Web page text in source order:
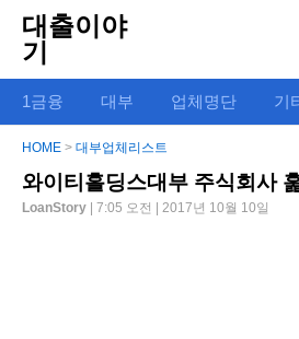
대출이야
기
1금융 대부 업체명단 기
HOME > 대부업체리스트
와이티홀딩스대부 주식회사
LoanStory | 7:05 오전 | 2017년 10월 10일